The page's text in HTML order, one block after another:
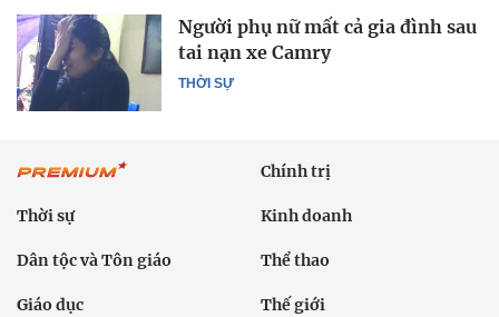
THỜI SỰ
Người phụ nữ mất cả gia đình sau
tai nạn xe Camry
Chính trị
Thời sự Kinh doanh
Dân tộc và Tôn giáo Thể thao
Giáo dục Thế giới